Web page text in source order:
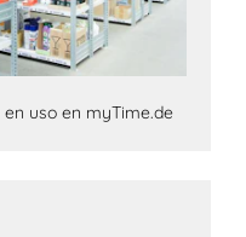
en uso en myTime.de